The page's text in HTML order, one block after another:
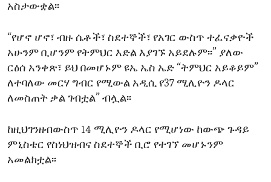
አስታውቋል፡፡
“የሆኖ ሆኖ፣ ብዙ ሴቶች፣ ስደተኞች፣ የአገር ውስጥ ተፈናቃዮች
አሁንም ቢሆንም የትምህር እድል እያገኙ አይደሉም፡፡” ያለው
ርዕሰ አንቀጽ፣ ይህ በመሆኑም ዩኤ ኤስ ኤድ “ትምህር አይቆይም”
ለተባለው መርሃ ግብር የሚውል አዲሲ የ37 ሚሊዮን ዶላር
ለመስጠት ቃል ገብቷል” ብሏል፡፡
ከዚህገንዘብውስጥ 14 ሚሊዮን ዶላር የሚሆነው ከውጭ ጉዳይ
ምኒስቴር የስነህዝብና ስደተኞች ቢሮ የተገኘ መሆኑንም
አመልክቷል፡፡